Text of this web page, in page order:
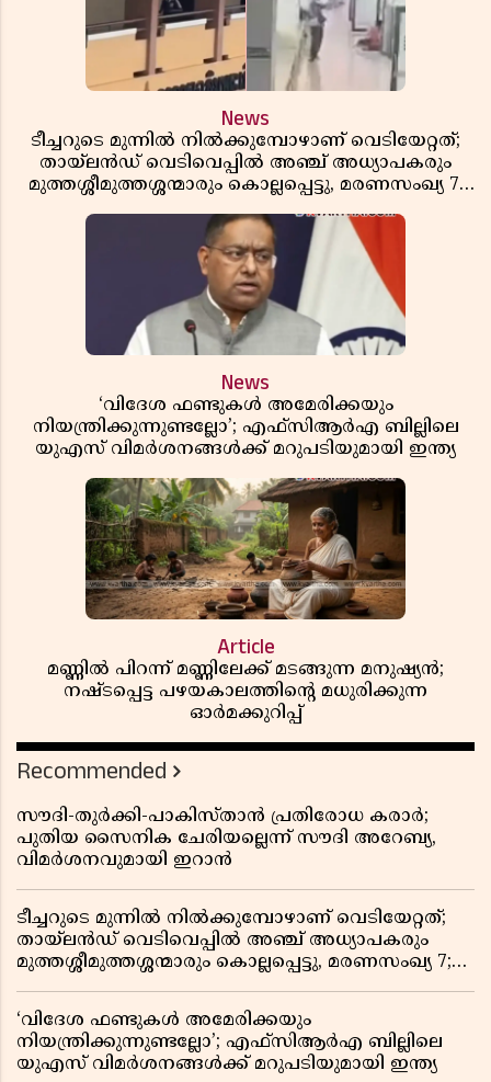
News
ടീച്ചറുടെ മുന്നിൽ നിൽക്കുമ്പോഴാണ് വെടിയേറ്റത്;
തായ്‌ലൻഡ് വെടിവെപ്പിൽ അഞ്ച് അധ്യാപകരും
മുത്തശ്ശീമുത്തശ്ശന്മാരും കൊല്ലപ്പെട്ടു, മരണസംഖ്യ 7;
News
‘വിദേശ ഫണ്ടുകൾ അമേരിക്കയും
നിയന്ത്രിക്കുന്നുണ്ടല്ലോ’; എഫ്സിആർഎ ബില്ലിലെ
യുഎസ് വിമർശനങ്ങൾക്ക് മറുപടിയുമായി ഇന്ത്യ
Article
മണ്ണിൽ പിറന്ന് മണ്ണിലേക്ക് മടങ്ങുന്ന മനുഷ്യൻ;
നഷ്ടപ്പെട്ട പഴയകാലത്തിൻ്റെ മധുരിക്കുന്ന
ഓർമക്കുറിപ്പ്
Recommended
സൗദി-തുർക്കി-പാകിസ്താൻ പ്രതിരോധ കരാർ;
പുതിയ സൈനിക ചേരിയല്ലെന്ന് സൗദി അറേബ്യ,
വിമർശനവുമായി ഇറാൻ
ടീച്ചറുടെ മുന്നിൽ നിൽക്കുമ്പോഴാണ് വെടിയേറ്റത്;
തായ്‌ലൻഡ് വെടിവെപ്പിൽ അഞ്ച് അധ്യാപകരും
മുത്തശ്ശീമുത്തശ്ശന്മാരും കൊല്ലപ്പെട്ടു, മരണസംഖ്യ 7;
‘വിദേശ ഫണ്ടുകൾ അമേരിക്കയും
നിയന്ത്രിക്കുന്നുണ്ടല്ലോ’; എഫ്സിആർഎ ബില്ലിലെ
യുഎസ് വിമർശനങ്ങൾക്ക് മറുപടിയുമായി ഇന്ത്യ